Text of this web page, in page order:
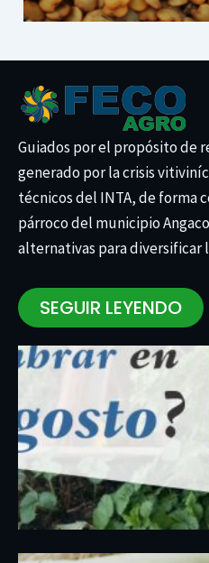
Guiados por el propósito de
generado por la crisis
técnicos del INTA, de forma
párroco del municipio
alternativas para diversificar
SEGUIR LEYENDO